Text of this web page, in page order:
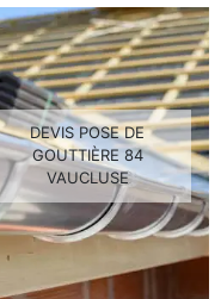
DEVIS POSE DE
GOUTTIÈRE 84
VAUCLUSE